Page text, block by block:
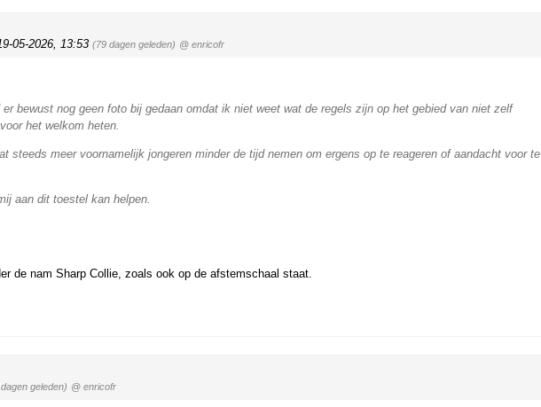
05-2026, 13:53 (79 dagen geleden) @ enricofr
bewust nog geen foto bij gedaan omdat ik niet weet wat de regels zijn op het gebied van niet zelf
het welkom heten.
steeds meer voornamelijk jongeren minder de tijd nemen om ergens op te reageren of aandacht voor te
aan dit toestel kan helpen.
de nam Sharp Collie, zoals ook op de afstemschaal staat.
geleden) @ enricofr